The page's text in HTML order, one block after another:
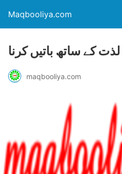
Maqbooliya.com
لذت کے ساتھ باتیں کرنا
maqbooliya.com